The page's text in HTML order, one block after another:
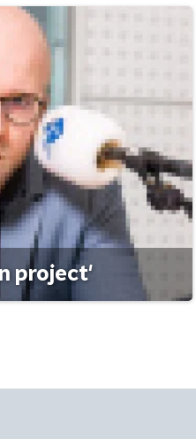
project'